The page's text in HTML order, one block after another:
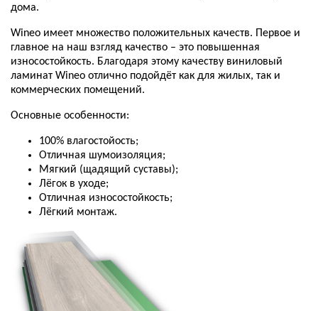
дома.
Wineo имеет множество положительных качеств. Первое и
главное на наш взгляд качество – это повышенная
износостойкость. Благодаря этому качеству виниловый
ламинат Wineo отлично подойдёт как для жилых, так и
коммерческих помещений.
Основные особенности:
100% влагостойость;
Отличная шумоизоляция;
Мягкий (щадящий суставы);
Лёгок в уходе;
Отличная износостойкость;
Лёгкий монтаж.